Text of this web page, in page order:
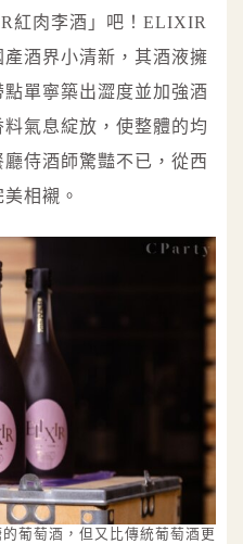
紅肉李酒」吧！ELIXIR
酒界小清新，其酒液擁
單寧築出澀度並加強酒
氣息綻放，使整體的均
侍酒師驚豔不已，從西
相襯。
葡萄酒，但又比傳統葡萄酒更